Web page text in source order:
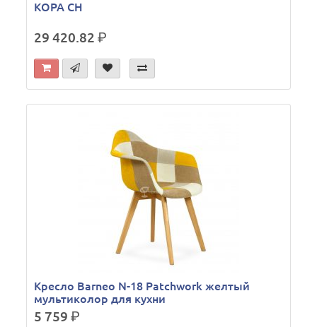
КОРА СН
29 420.82р.
Кресло Barneo N-18 Patchwork желтый
мультиколор для кухни
5 759р.